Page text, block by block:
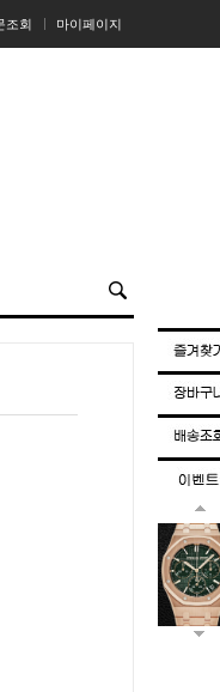
조회 마이페이지